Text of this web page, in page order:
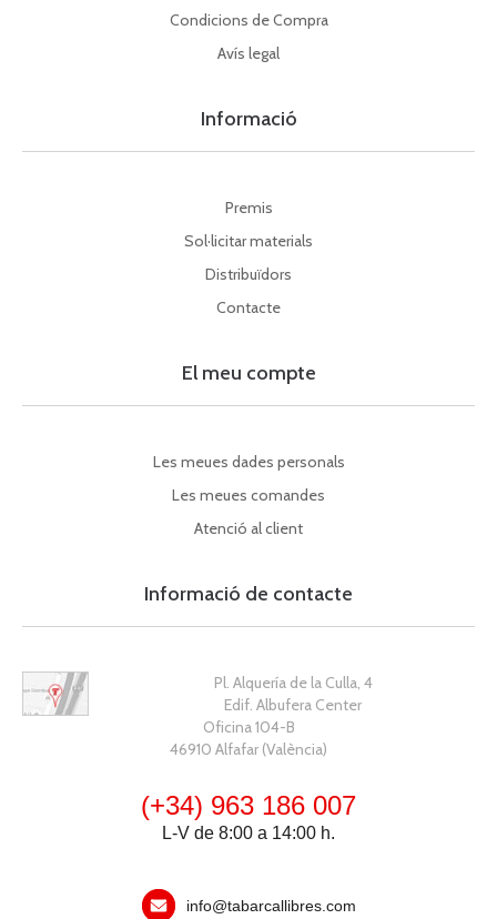
Condicions de Compra
Avís legal
Informació
Premis
Sol·licitar materials
Distribuïdors
Contacte
El meu compte
Les meues dades personals
Les meues comandes
Atenció al client
Informació de contacte
Pl. Alquería de la Culla, 4
Edif. Albufera Center
Oficina 104-B
46910 Alfafar (València)
(+34) 963 186 007
L-V de 8:00 a 14:00 h.
info@tabarcallibres.com